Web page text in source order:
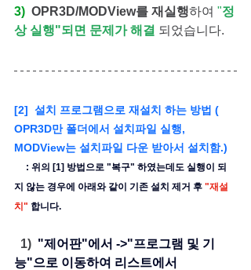
3) OPR3D/MODView를 재실행하여 "정
상 실행"되면 문제가 해결 되었습니다.
[2]  설치 프로그램으로 재설치 하는 방법 (
OPR3D만 폴더에서 설치파일 실행,
MODView는 설치파일 다운 받아서 설치함.)
지 않는 경우에 아래와 같이 기존 설치 제거 후 "재설
치" 합니다.
  1)
"제어판"에서 ->"프로그램 및 기
능"으로 이동하여 리스트에서